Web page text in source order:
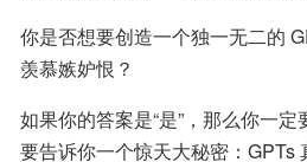
你是否想要创造一个独一无二的
羡慕嫉妒恨？
如果你的答案是“是”，那么你一
要告诉你一个惊天大秘密：GPTs